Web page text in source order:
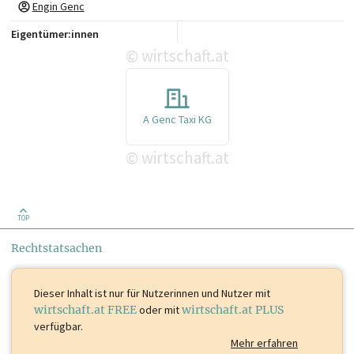
Engin Genc
Eigentümer:innen
© wirtschaft.at
A Genc Taxi KG
© wirtschaft.at
TOP
Rechtstatsachen
Dieser Inhalt istnur für Nutzerinnen und Nutzer mit
wirtschaft.at FREEoder mitwirtschaft.at PLUS
verfügbar.
Mehr erfahren